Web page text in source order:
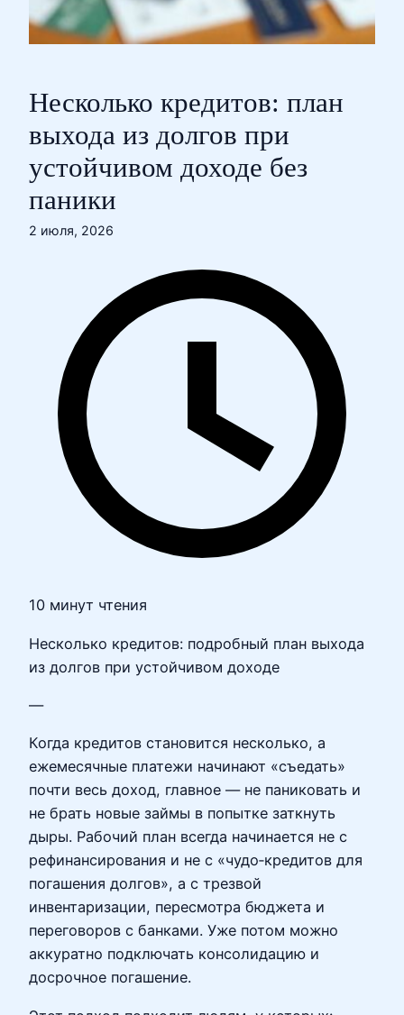
Несколько кредитов: план
выхода из долгов при
устойчивом доходе без
паники
2 июля, 2026
10 минут чтения
Несколько кредитов: подробный план выхода
из долгов при устойчивом доходе
—
Когда кредитов становится несколько, а
ежемесячные платежи начинают «съедать»
почти весь доход, главное — не паниковать и
не брать новые займы в попытке заткнуть
дыры. Рабочий план всегда начинается не с
рефинансирования и не с «чудо‑кредитов для
погашения долгов», а с трезвой
инвентаризации, пересмотра бюджета и
переговоров с банками. Уже потом можно
аккуратно подключать консолидацию и
досрочное погашение.